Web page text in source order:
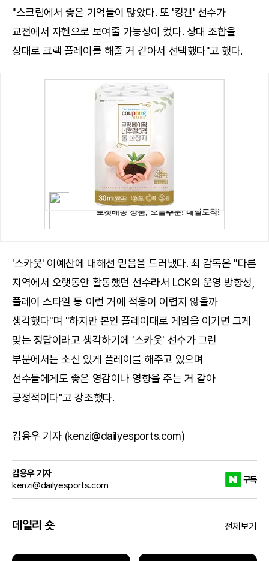
"스크림에서 좋은 기억들이 많았다. 또 '킹겐' 선수가
교전에서 자헨으로 보여줄 가능성이 컸다. 상대 조합을
상대로 크랙 플레이를 해줄 거 같아서 선택했다"고 했다.
'스카웃' 이예찬에 대해선 믿음을 드러냈다. 최 감독은 "다른
지역에서 오랫동안 활동했던 선수라서 LCK의 운영 방향성,
플레이 스타일 등 이런 거에 적응이 어렵지 않을까
생각했다"며 "하지만 본인 플레이대로 게임을 이기면 그게
맞는 정답이라고 생각하기에 '스카웃' 선수가 그런
부분에서는 소신 있게 플레이를 해주고 있으며
선수들에게도 좋은 영감이나 영향을 주는 거 같아
긍정적이다"고 강조했다.
김용우 기자 (kenzi@dailyesports.com)
김용우 기자
kenzi@dailyesports.com
구독
데일리 숏 전체보기